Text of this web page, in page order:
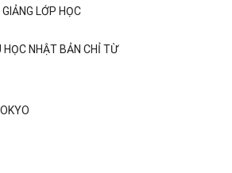
LỚP HỌC
HỌC NHẬT BẢN CHỈ TỪ